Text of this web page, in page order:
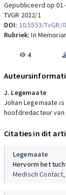
Gepubliceerd op
TVGR 2022/1
DOI: 10.5553/TvGR/
Rubriek:In
4
J. Legemaate
Johan Legemaate
hoofdredacteur
Citaties in dit
Legemaate
Hervorm het
Medisch Contact,